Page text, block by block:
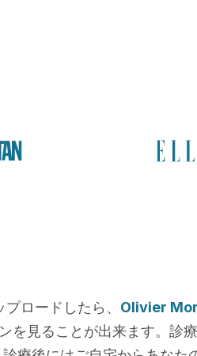
ロードしたら、 Olivier
を見ることが出来ます。診